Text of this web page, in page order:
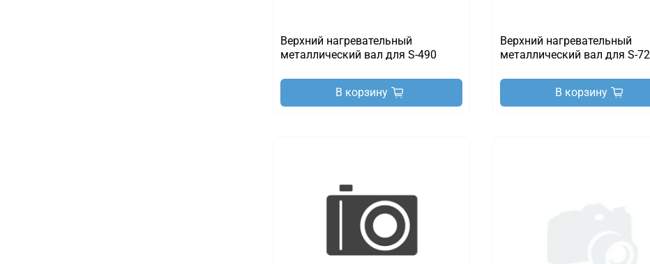
Верхний нагревательный
металлический вал для S-490
В корзину
Верхний нагревательный
металлический вал для S-
В корзину